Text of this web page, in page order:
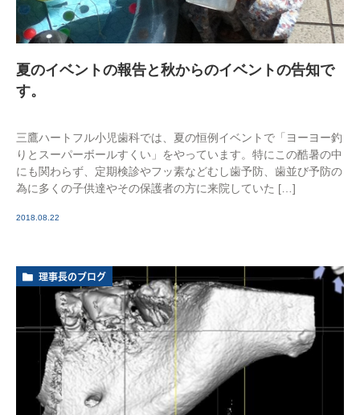
夏のイベントの報告と秋からのイベントの告知で
す。
三鷹ハートフル小児歯科では、夏の恒例イベントで「ヨーヨー釣
りとスーパーボールすくい」をやっています。特にこの酷暑の中
にも関わらず、定期検診やフッ素などむし歯予防、歯並び予防の
為に多くの子供達やその保護者の方に来院していた […]
2018.08.22
理事長のブログ